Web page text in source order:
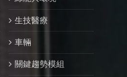
生技醫療
車輛
關鍵趨勢模組